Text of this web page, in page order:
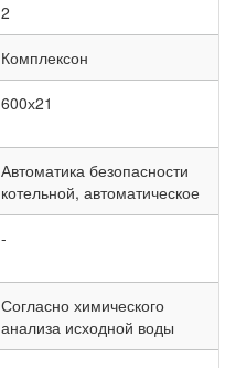
2
Комплексон
600х21
Автоматика безопасности
котельной, автоматическое
-
Согласно химического
анализа исходной воды